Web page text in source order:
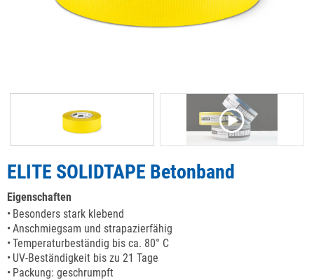
ELITE SOLIDTAPE Betonband
Eigenschaften
Besonders stark klebend
Anschmiegsam und strapazierfähig
Temperaturbeständig bis ca. 80° C
UV-Beständigkeit bis zu 21 Tage
Packung: geschrumpft